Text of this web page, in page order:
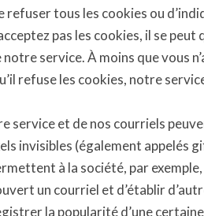
tous les cookies ou
pas les cookies, il se peut
service. À moins que vous
refuse les cookies, notre
service et de nos courriels
invisibles (également appelés
à la société, par
un courriel et d’établir
la popularité d’une